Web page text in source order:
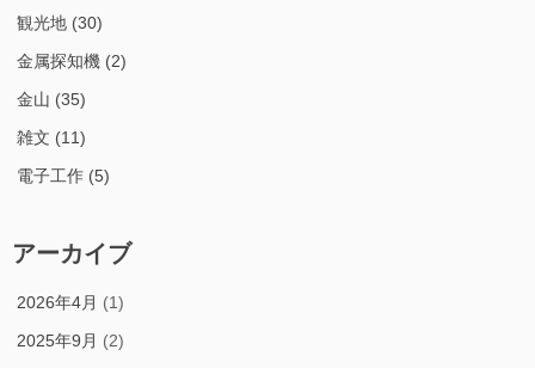
観光地 (30)
金属探知機 (2)
金山 (35)
雑文 (11)
電子工作 (5)
アーカイブ
2026年4月 (1)
2025年9月 (2)